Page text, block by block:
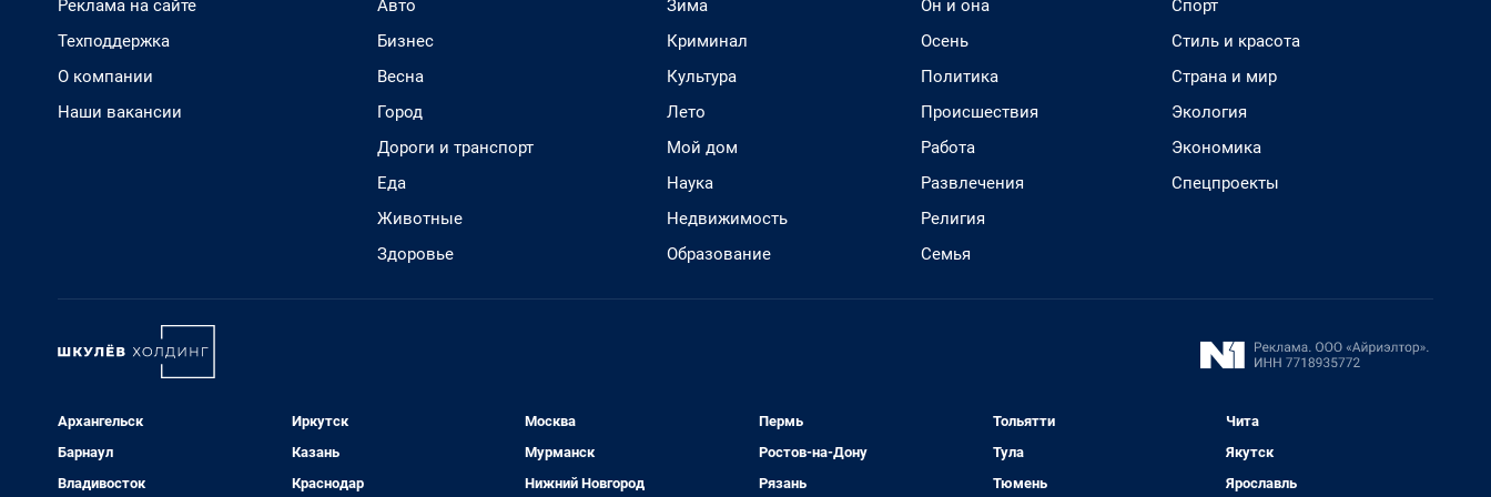
Реклама на сайте
Техподдержка
О компании
Наши вакансии
Авто
Бизнес
Весна
Город
Дороги и транспорт
Еда
Животные
Здоровье
Зима
Криминал
Культура
Лето
Мой дом
Наука
Недвижимость
Образование
Он и она
Осень
Политика
Происшествия
Работа
Развлечения
Религия
Семья
Спорт
Стиль и красота
Страна и мир
Экология
Экономика
Спецпроекты
Архангельск
Барнаул
Владивосток
Иркутск
Казань
Краснодар
Москва
Мурманск
Нижний Новгород
Пермь
Ростов-на-Дону
Рязань
Тольятти
Тула
Тюмень
Чита
Якутск
Ярославль